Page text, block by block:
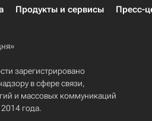
Продукты и сервисы Пресс-
зарегистрировано
в сфере связи,
и массовых коммуникаций
года.